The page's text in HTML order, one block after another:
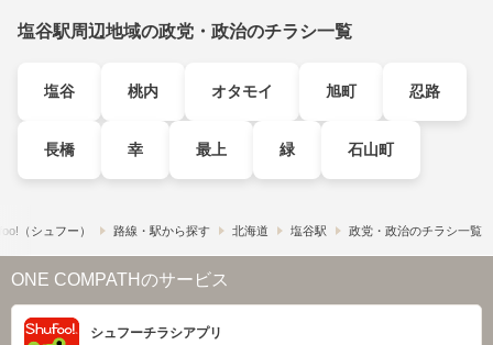
塩谷駅周辺地域の政党・政治のチラシ一覧
塩谷 桃内 オタモイ 旭町 忍路
長橋 幸 最上 緑 石山町
（シュフー） 路線・駅から探す 北海道 塩谷駅 政党・政治のチラシ一覧
ONE COMPATHのサービス
シュフーチラシアプリ